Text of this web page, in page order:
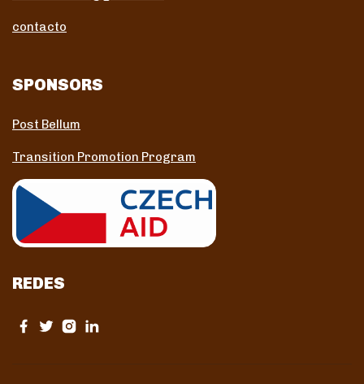
contacto
SPONSORS
Post Bellum
Transition Promotion Program
REDES